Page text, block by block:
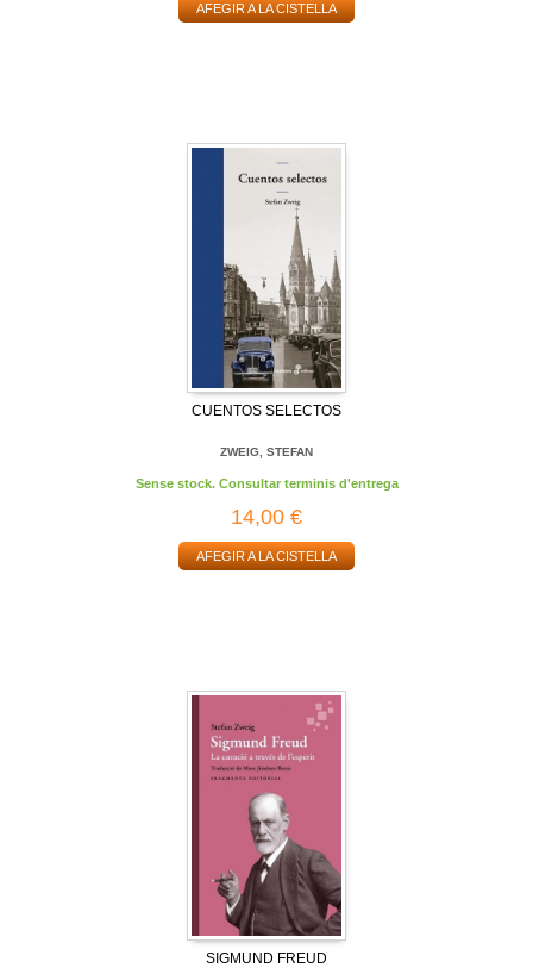
AFEGIR A LA CISTELLA
CUENTOS SELECTOS
ZWEIG, STEFAN
Sense stock. Consultar terminis d'entrega
14,00 €
AFEGIR A LA CISTELLA
SIGMUND FREUD